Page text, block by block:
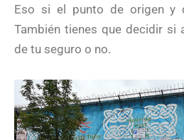
Eso si el punto de origen y
También tienes que decidir si
de tu seguro o no.